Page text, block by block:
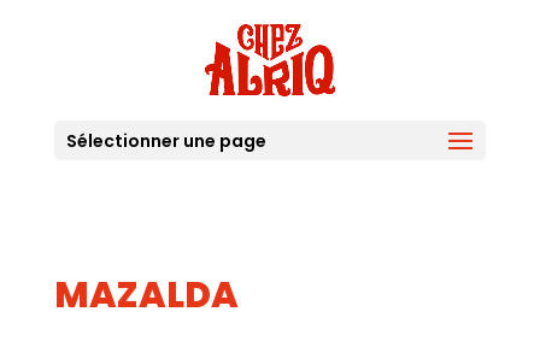
Sélectionner une page
MAZALDA